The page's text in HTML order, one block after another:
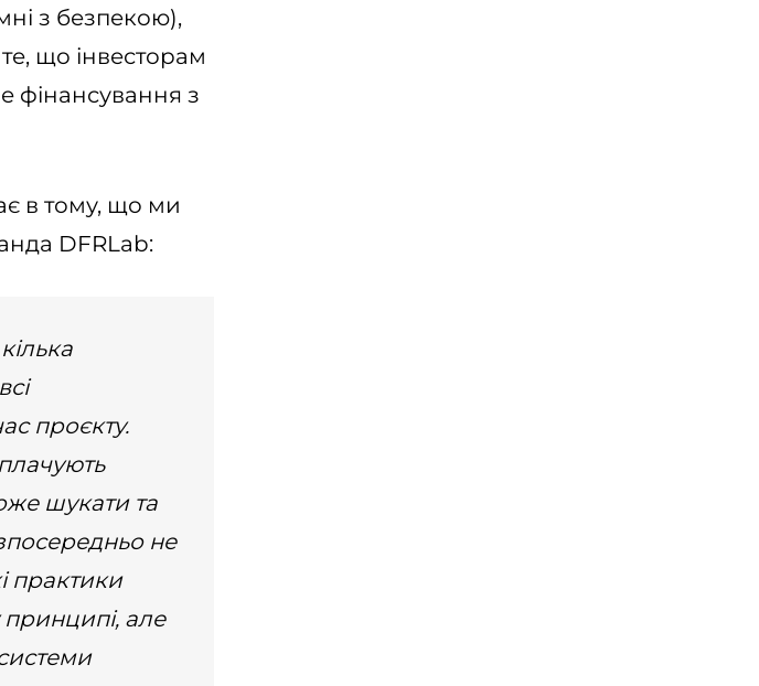
з безпекою),
що інвесторам
фінансування з
в тому, що ми
DFRLab:
проєкту.
шукати та
не
практики
принципі, але